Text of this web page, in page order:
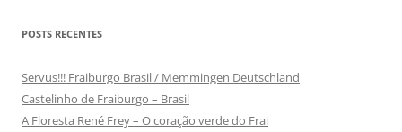
POSTS RECENTES
Servus!!! Fraiburgo Brasil / Memmingen Deutschland
Castelinho de Fraiburgo – Brasil
A Floresta René Frey – O coração verde do Frai